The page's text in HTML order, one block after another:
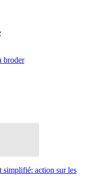
broder
simplifié: action sur les